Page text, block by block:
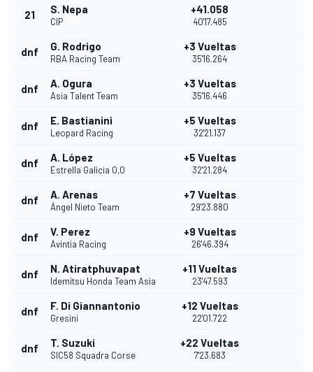
21 S. Nepa
CIP
+41.058
40'17.485
dnf G. Rodrigo
RBA Racing Team
+3 Vueltas
35'16.264
dnf A. Ogura
Asia Talent Team
+3 Vueltas
35'16.446
dnf E. Bastianini
Leopard Racing
+5 Vueltas
32'21.137
dnf A. López
Estrella Galicia 0,0
+5 Vueltas
32'21.284
dnf A. Arenas
Ángel Nieto Team
+7 Vueltas
29'23.880
dnf V. Perez
Avintia Racing
+9 Vueltas
26'46.394
dnf N. Atiratphuvapat
Idemitsu Honda Team Asia
+11 Vueltas
23'47.593
dnf F. Di Giannantonio
Gresini
+12 Vueltas
22'01.722
dnf T. Suzuki
SIC58 Squadra Corse
+22 Vueltas
7'23.683